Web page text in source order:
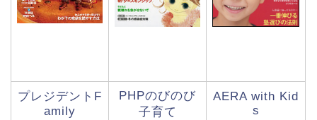
プレジデント F
amily
PHPのびのび
子育て
AERA with Kid
s